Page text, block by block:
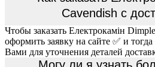
Cavendish с
Чтобы заказать Електрокамін
оформить заявку на сайте ✅ и
Вами для уточнения деталей